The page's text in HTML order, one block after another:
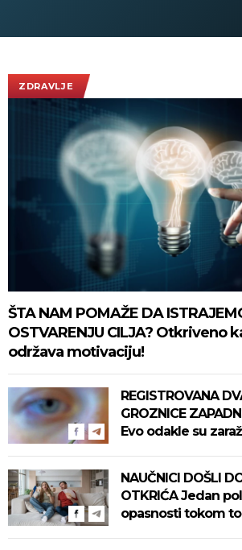
ZDRAVLJE
ŠTA NAM POMAŽE DA
OSTVARENJU CILJA? Otkriveno
održava motivaciju!
REGISTROVANA
GROZNICE
Evo odakle su
NAUČNICI DOŠLI
OTKRIĆA Jedan
opasnosti tokom